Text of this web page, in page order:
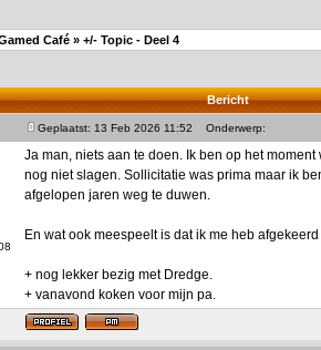
Café » +/- Topic - Deel 4
Bericht
Geplaatst: 13 Feb 2026 11:52 Onderwerp:
Ja man, niets aan te doen. Ik ben op het
nog niet slagen. Sollicitatie was prima maar ik
afgelopen jaren weg te duwen.
En wat ook meespeelt is dat ik me heb
+ nog lekker bezig met Dredge.
+ vanavond koken voor mijn pa.